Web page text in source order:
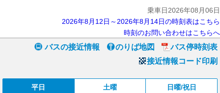
乗車日2026年08月06日
2026年8月12日～2026年8月14日の時刻表はこちら
時刻のお問い合わせはこちらへ
バスの接近情報 のりば地図
バス停時刻表
接近情報コード印刷
平日 土曜 日曜/祝日